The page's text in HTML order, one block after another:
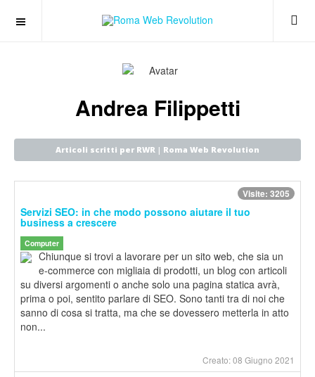
Andrea Filippetti
Articoli scritti per RWR | Roma Web Revolution
Visite: 3205
Servizi SEO: in che modo possono aiutare il tuo
business a crescere
Computer
Chiunque si trovi a lavorare per un sito web, che sia un
e-commerce con migliaia di prodotti, un blog con articoli
su diversi argomenti o anche solo una pagina statica avrà,
prima o poi, sentito parlare di SEO. Sono tanti tra di noi che
sanno di cosa si tratta, ma che se dovessero metterla in atto
non...
Creato: 08 Giugno 2021